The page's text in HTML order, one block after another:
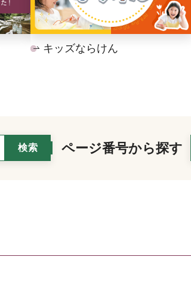
キッズならけん
ページ番号から探す